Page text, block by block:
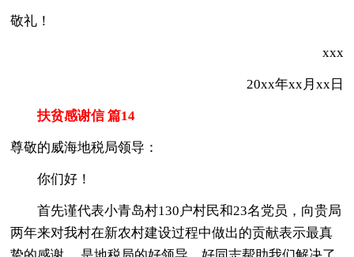
敬礼！
xxx
20xx年xx月xx日
扶贫感谢信 篇14
尊敬的威海地税局领导：
你们好！
首先谨代表小青岛村130户村民和23名党员，向贵局
两年来对我村在新农村建设过程中做出的贡献表示最真